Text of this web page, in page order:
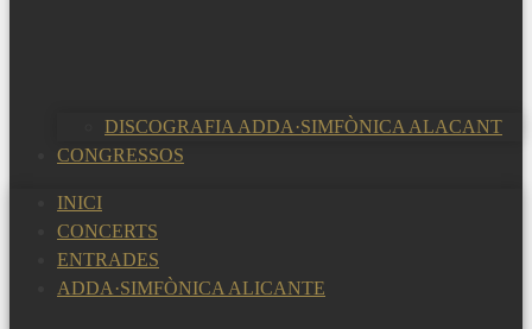
DISCOGRAFIA ADDA·SIMFÒNICA ALACANT
CONGRESSOS
INICI
CONCERTS
ENTRADES
ADDA·SIMFÒNICA ALICANTE